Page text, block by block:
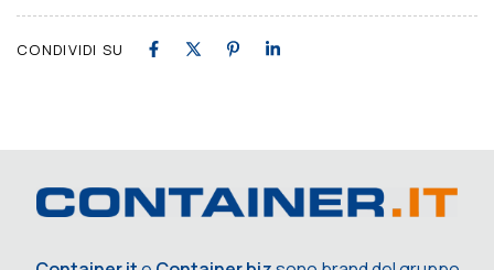
CONDIVIDI SU